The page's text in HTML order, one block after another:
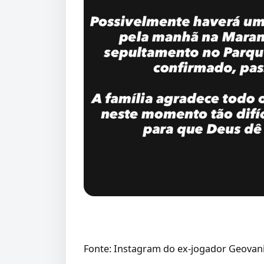
Fonte: Instagram do ex-jogador